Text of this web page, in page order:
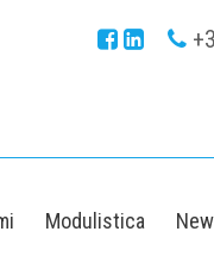
Modulistica